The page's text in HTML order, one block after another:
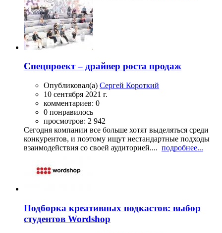
Спецпроект – драйвер роста продаж
Опубликовал(а) Сергей Короткий
10 сентября 2021 г.
комментариев: 0
0 понравилось
просмотров: 2 942
Сегодня компании все больше хотят выделяться среди
конкурентов, и поэтому ищут нестандартные подходы
взаимодействия со своей аудиторией.... подробнее...
Подборка креативных подкастов: выбор
студентов Wordshop